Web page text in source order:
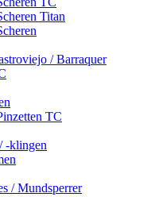
Titan
/ Barraquer
TC
-klingen
/ Mundsperrer